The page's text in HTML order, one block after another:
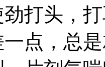
打头，
，总是